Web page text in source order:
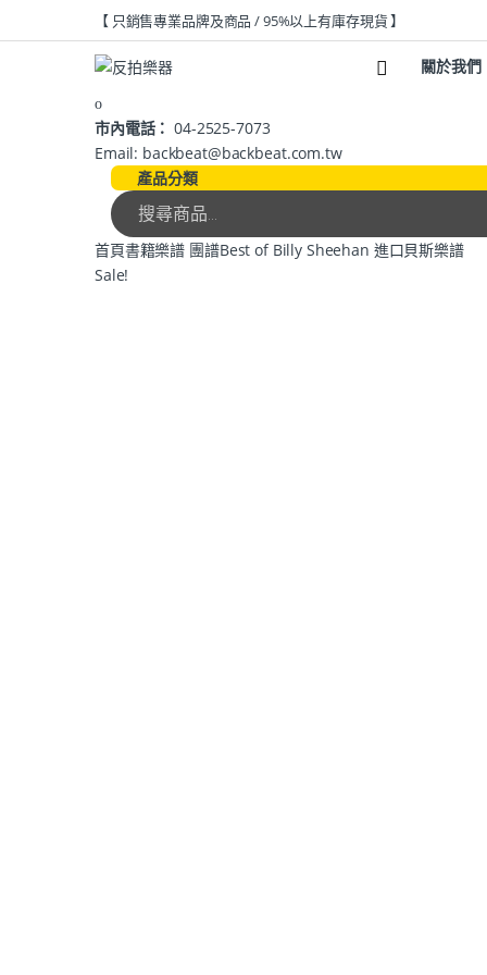
【 只銷售專業品牌及商品 / 95%以上有庫存現貨 】
關於我們
市內電話： 04-2525-7073
Email: backbeat@backbeat.com.tw
產品分類
首頁書籍樂譜 團譜Best of Billy Sheehan 進口貝斯樂譜
Sale!